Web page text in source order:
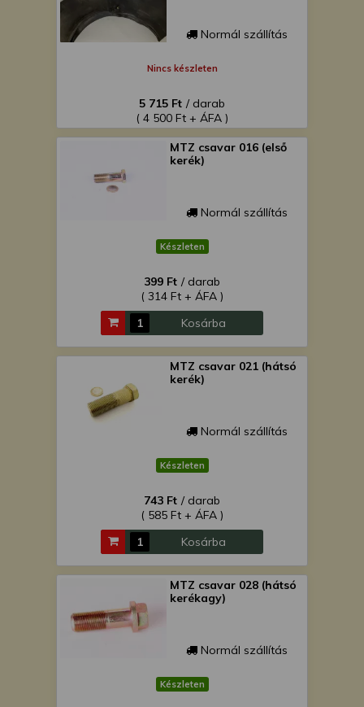
Normál szállítás
Nincs készleten
5 715 Ft / darab
( 4 500 Ft + ÁFA )
MTZ csavar 016 (első
kerék)
Normál szállítás
Készleten
399 Ft / darab
( 314 Ft + ÁFA )
Kosárba
MTZ csavar 021 (hátsó
kerék)
Normál szállítás
Készleten
743 Ft / darab
( 585 Ft + ÁFA )
Kosárba
MTZ csavar 028 (hátsó
kerékagy)
Normál szállítás
Készleten